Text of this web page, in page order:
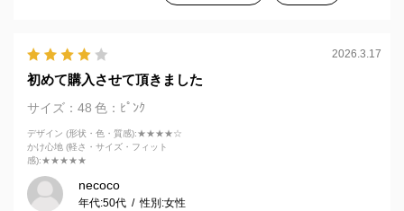
2026.3.17
初めて購入させて頂きました
サイズ：48 色：ﾋﾟﾝｸ
デザイン (形状・色・質感):★★★★☆
かけ心地 (軽さ・サイズ・フィット
感):★★★★★
necoco
年代:50代 性別:女性